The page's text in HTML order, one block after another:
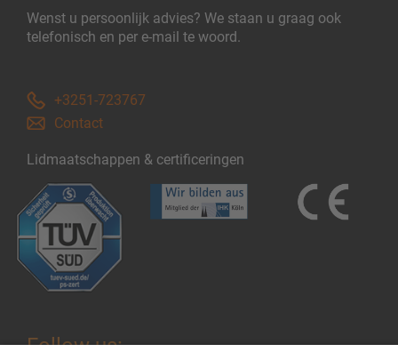
Wenst u persoonlijk advies? We staan u graag ook
telefonisch en per e-mail te woord.
+3251-723767
Contact
Lidmaatschappen & certificeringen
Follow us: